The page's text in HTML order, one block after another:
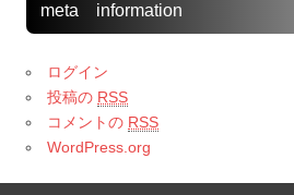
meta information
ログイン
投稿の RSS
コメントの RSS
WordPress.org